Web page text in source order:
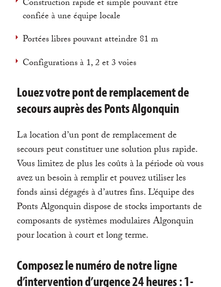
Construction rapide et simple pouvant être
confiée à une équipe locale
Portées libres pouvant atteindre 81 m
Configurations à 1, 2 et 3 voies
Louez votre pont de remplacement de
secours auprès des Ponts Algonquin
La location d’un pont de remplacement de
secours peut constituer une solution plus rapide.
Vous limitez de plus les coûts à la période où vous
avez un besoin à remplir et pouvez utiliser les
fonds ainsi dégagés à d’autres fins. L’équipe des
Ponts Algonquin dispose de stocks importants de
composants de systèmes modulaires Algonquin
pour location à court et long terme.
Composez le numéro de notre ligne
d’intervention d’urgence 24 heures : 1-